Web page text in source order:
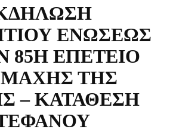
ΕΝΩΣΕΩΣ
85Η ΕΠΕΤΕΙΟ
ΤΗΣ
– ΚΑΤΑΘΕΣΗ